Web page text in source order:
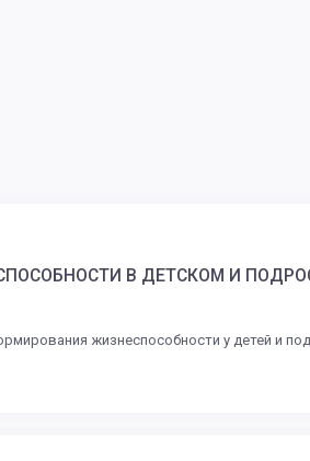
В ДЕТСКОМ И
жизнеспособности у детей и